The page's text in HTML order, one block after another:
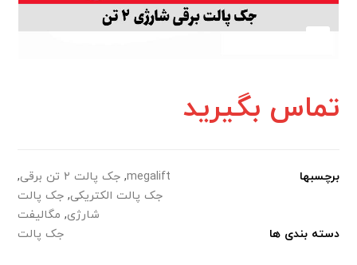
تماس بگیرید
برچسبها megalift
, جک پالت ۲ تن برقی
,
جک پالت الکتریکی, جک پالت
شارژی, مگالیفت
دسته بندی ها
جک پالت